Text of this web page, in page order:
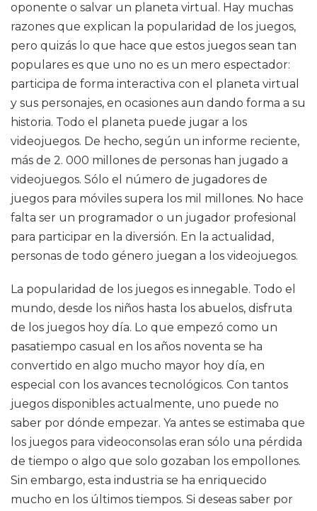
oponente o salvar un planeta virtual. Hay muchas
razones que explican la popularidad de los juegos,
pero quizás lo que hace que estos juegos sean tan
populares es que uno no es un mero espectador:
participa de forma interactiva con el planeta virtual
y sus personajes, en ocasiones aun dando forma a su
historia. Todo el planeta puede jugar a los
videojuegos. De hecho, según un informe reciente,
más de 2. 000 millones de personas han jugado a
videojuegos. Sólo el número de jugadores de
juegos para móviles supera los mil millones. No hace
falta ser un programador o un jugador profesional
para participar en la diversión. En la actualidad,
personas de todo género juegan a los videojuegos.
La popularidad de los juegos es innegable. Todo el
mundo, desde los niños hasta los abuelos, disfruta
de los juegos hoy día. Lo que empezó como un
pasatiempo casual en los años noventa se ha
convertido en algo mucho mayor hoy día, en
especial con los avances tecnológicos. Con tantos
juegos disponibles actualmente, uno puede no
saber por dónde empezar. Ya antes se estimaba que
los juegos para videoconsolas eran sólo una pérdida
de tiempo o algo que solo gozaban los empollones.
Sin embargo, esta industria se ha enriquecido
mucho en los últimos tiempos. Si deseas saber por